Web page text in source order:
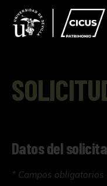
Datos del
* Campos obligatorios